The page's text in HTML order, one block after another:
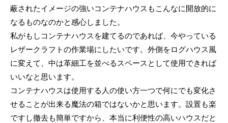
蔽されたイメージの強いコンテナハウスもこんなに開放的に
なるものなのかと感心しました。
私がもしコンテナハウスを建てるのであれば、今やっている
レザークラフトの作業場にしたいです。外側をログハウス風
に変えて、中は革細工を並べるスペースとして使用できれば
いいなと思います。
コンテナハウスは使用する人の使い方一つで何にでも変化さ
せることが出来る魔法の箱ではないかと思います。設置も楽
ですし撤去も簡単ですから、本当に利便性の高いハウスだと